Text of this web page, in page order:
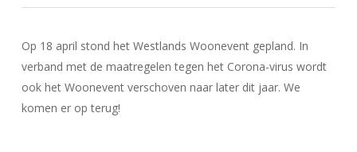
Op 18 april stond het Westlands Woonevent gepland. In
verband met de maatregelen tegen het Corona-virus wordt
ook het Woonevent verschoven naar later dit jaar. We
komen er op terug!